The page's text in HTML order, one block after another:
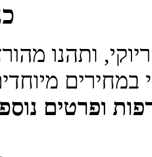
ותהנו
ופרטים